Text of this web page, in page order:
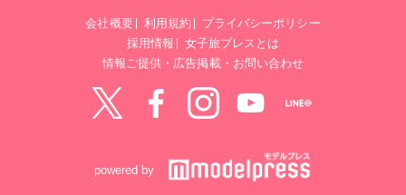
会社概要 利用規約
プライバシーポリシー
採用情報
女子旅プレスとは
情報ご提供・広告掲載・お問い合わせ
powered by